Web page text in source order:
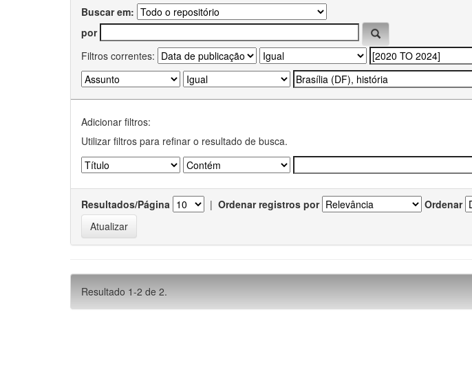
Buscar em:
por
Filtros correntes:
Adicionar filtros:
Utilizar filtros para refinar o resultado de busca.
Resultados/Página | Ordenar registros por Ordenar
Resultado 1-2 de 2.